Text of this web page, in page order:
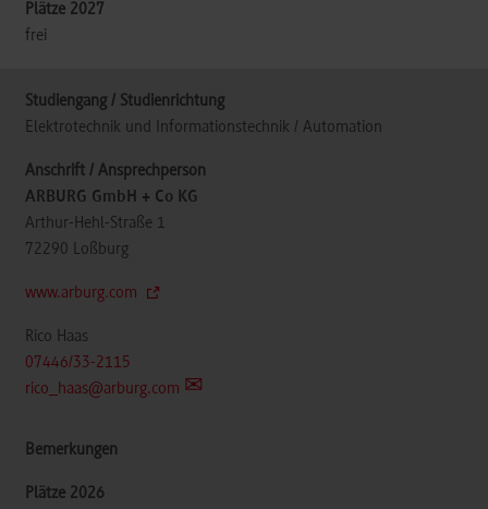
frei
Elektrotechnik und Informationstechnik / Automation
ARBURG GmbH + Co KG
Arthur-Hehl-Straße 1
72290 Loßburg
www.arburg.com
Rico Haas
07446/33-2115
rico_haas@arburg.com